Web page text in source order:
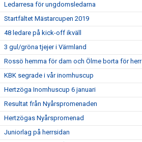
Ledarresa för ungdomsledarna
Startfältet Mästarcupen 2019
48 ledare på kick-off ikväll
3 gul/gröna tjejer i Värmland
Rossö hemma för dam och Ölme borta för herr
KBK segrade i vår inomhuscup
Hertzöga Inomhuscup 6 januari
Resultat från Nyårspromenaden
Hertzögas Nyårspromenad
Juniorlag på herrsidan